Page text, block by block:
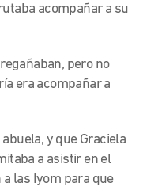
acompañar a su
pero no
era acompañar a
y que Graciela
a asistir en el
las Iyom para que